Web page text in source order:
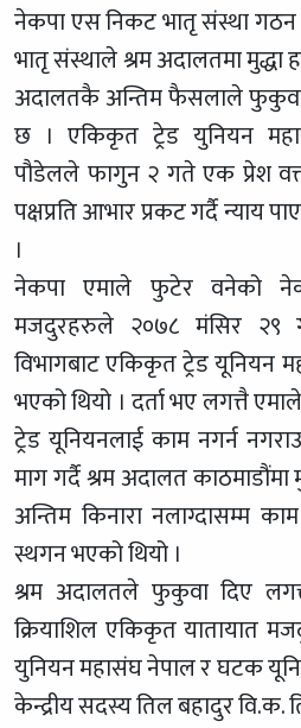
नेकपा एस निकट भातृ संस्था गठन
भातृ संस्थाले श्रम अदालतमा मुद्धा
अदालतकै अन्तिम फैसलाले फुकुवा
छ । एकिकृत ट्रेड युनियन
पौडेलले फागुन २ गते एक प्रेश
पक्षप्रति आभार प्रकट गर्दै न्याय
।
नेकपा एमाले फुटेर वनेको
मजदुरहरुले २०७८ मंसिर २९
विभागबाट एकिकृत ट्रेड यूनियन
भएको थियो । दर्ता भए लगत्तै
ट्रेड यूनियनलाई काम नगर्न
माग गर्दै श्रम अदालत काठमाडौंमा
अन्तिम किनारा नलाग्दासम्म
स्थगन भएको थियो ।
श्रम अदालतले फुकुवा दिए
क्रियाशिल एकिकृत यातायात
युनियन महासंघ नेपाल र घटक
केन्द्रीय सदस्य तिल बहादुर वि.क.